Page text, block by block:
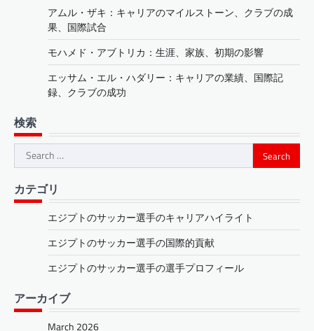
アムル・ザキ：キャリアのマイルストーン、クラブの成
果、国際試合
モハメド・アブトリカ：生涯、家族、初期の影響
エッサム・エル・ハダリー：キャリアの業績、国際記
録、クラブの成功
検索
Search
for:
カテゴリ
エジプトのサッカー選手のキャリアハイライト
エジプトのサッカー選手の国際的貢献
エジプトのサッカー選手の選手プロフィール
アーカイブ
March 2026